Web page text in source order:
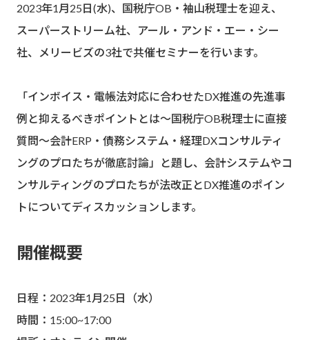
2023年1月25日(水)、国税庁OB・袖山税理士を迎え、
スーパーストリーム社、アール・アンド・エー・シー
社、メリービズの3社で共催セミナーを行います。
「インボイス・電帳法対応に合わせたDX推進の先進事
例と抑えるべきポイントとは〜国税庁OB税理士に直接
質問〜会計ERP・債務システム・経理DXコンサルティ
ングのプロたちが徹底討論」と題し、会計システムやコ
ンサルティングのプロたちが法改正とDX推進のポイン
トについてディスカッションします。
開催概要
日程：2023年1月25日（水）
時間：15:00~17:00